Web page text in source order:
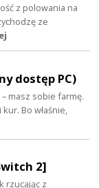
z polowania na
ze
dostęp PC)
masz sobie farmę.
Bo właśnie,
2]
rzucając z